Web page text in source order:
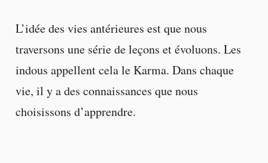
L’idée des vies antérieures est que nous
traversons une série de leçons et évoluons. Les
indous appellent cela le Karma. Dans chaque
vie, il y a des connaissances que nous
choisissons d’apprendre.